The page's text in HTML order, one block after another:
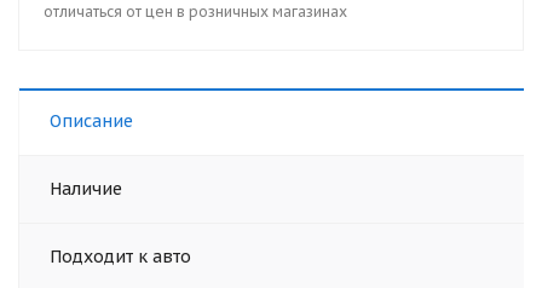
отличаться от цен в розничных магазинах
Описание
Наличие
Подходит к авто